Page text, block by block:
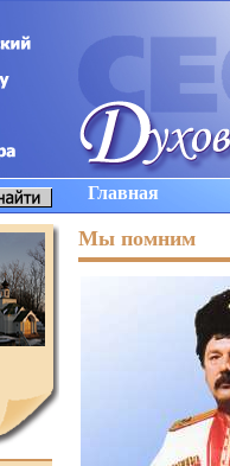
Главная
Мы помним